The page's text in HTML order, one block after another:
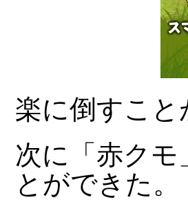
楽に倒すこ
次に「赤ク
とができた。